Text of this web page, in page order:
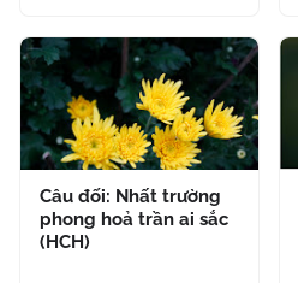
Câu đối: Nhất trường
phong hoả trần ai sắc
(HCH)